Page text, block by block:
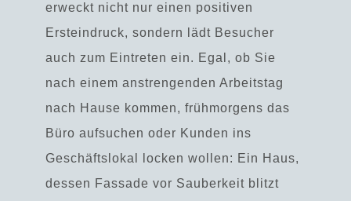
erweckt nicht nur einen positiven
Ersteindruck, sondern lädt Besucher
auch zum Eintreten ein. Egal, ob Sie
nach einem anstrengenden Arbeitstag
nach Hause kommen, frühmorgens das
Büro aufsuchen oder Kunden ins
Geschäftslokal locken wollen: Ein Haus,
dessen Fassade vor Sauberkeit blitzt